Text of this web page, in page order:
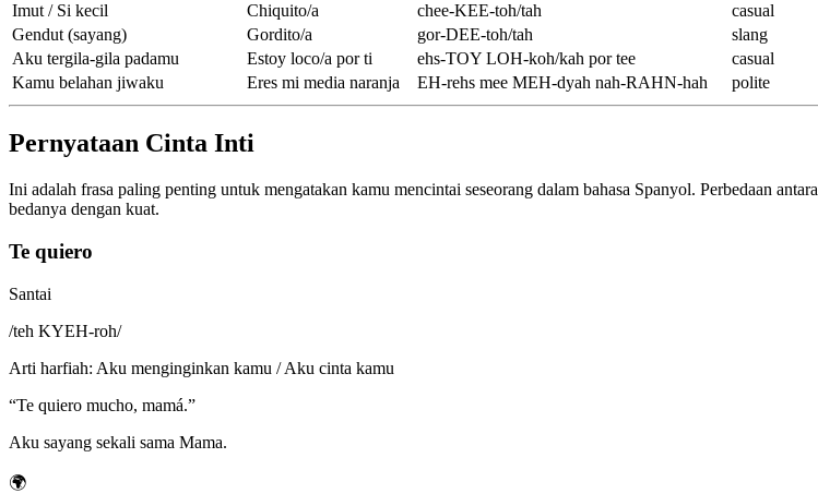
Imut / Si kecil
Chiquito/a chee-KEE-toh/tah
casual
Gendut (sayang)
Gordito/a gor-DEE-toh/tah
slang
Aku tergila-gila padamu
Estoy loco/a por ti ehs-TOY LOH-koh/kah por tee
casual
Kamu belahan jiwaku
Eres mi media naranja EH-rehs mee MEH-dyah nah-RAHN-hah polite
Pernyataan Cinta Inti
Ini adalah frasa paling penting untuk mengatakan kamu mencintai seseorang dalam bahasa Spanyol. Perbedaan antara
bedanya dengan kuat.
Te quiero
Santai
/teh KYEH-roh/
Arti harfiah: Aku menginginkan kamu / Aku cinta kamu
“Te quiero mucho, mamá.”
Aku sayang sekali sama Mama.
🌍